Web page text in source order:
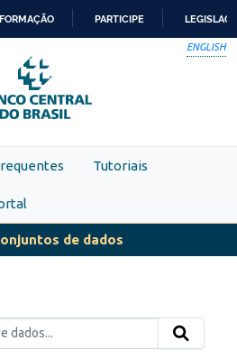
PARA
O
CONTEÚDO
PARTICIPE
ENGLISH
Tutoriais
de dados